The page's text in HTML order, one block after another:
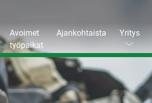
Avoimet
työpaikat
Ajankohtaista Yritys